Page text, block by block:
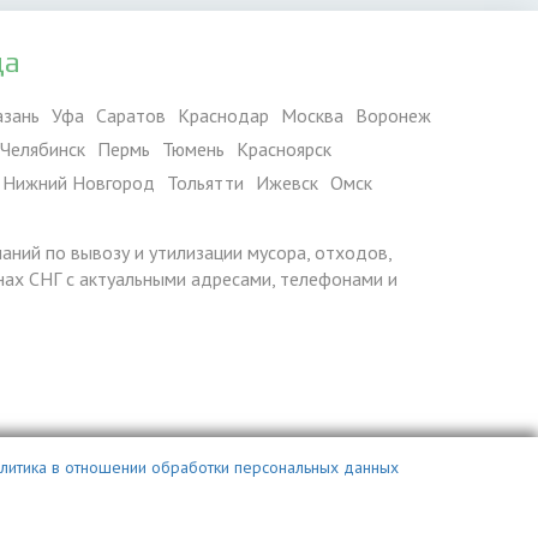
Уфа Саратов Краснодар Москва Воронеж
Челябинск Пермь Тюмень Красноярск
Нижний Новгород Тольятти Ижевск Омск
по вывозу и утилизации мусора, отходов,
СНГ с актуальными адресами, телефонами и
в отношении обработки персональных данных